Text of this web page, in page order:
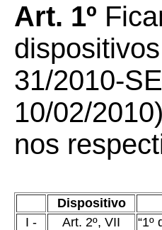
Art. 1º
31/2010-
10/02/
nos
Dispositivo
I -
Art. 2º, VII
“1º